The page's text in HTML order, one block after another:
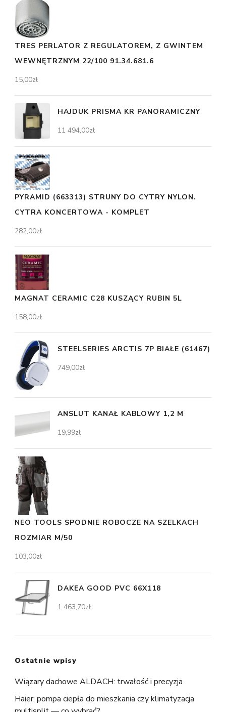
TRES PERLATOR Z REGULATOREM, Z GWINTEM
WEWNĘTRZNYM 22/100 91.34.681.6
15,00zł
HAJDUK PRISMA KR PANORAMICZNY
11 494,00zł
PYRAMID (663313) STRUNY DO CYTRY NYLON.
CYTRA KONCERTOWA - KOMPLET
282,00zł
MAGNAT CERAMIC C28 KUSZĄCY RUBIN 5L
158,00zł
STEELSERIES ARCTIS 7P BIAŁE (61467)
749,00zł
ANSLUT KANAŁ KABLOWY 1,2 M
19,99zł
NEO TOOLS SPODNIE ROBOCZE NA SZELKACH
ROZMIAR M/50
103,00zł
DAKEA GOOD PVC 66X118
1 463,70zł
Ostatnie wpisy
Wiązary dachowe ALDACH: trwałość i precyzja
Haier: pompa ciepła do mieszkania czy klimatyzacja